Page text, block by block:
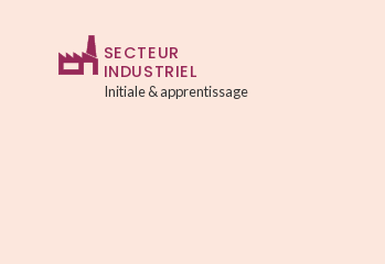
SECTEUR
INDUSTRIEL
Initiale & apprentissage